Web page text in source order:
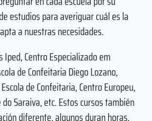
estudios para averiguar cuál es la
a nuestras necesidades.
Iped, Centro Especializado em
de Confeitaria Diego Lozano,
de Confeitaria, Centro Europeu,
Saraiva, etc. Estos cursos también
diferente, algunos duran horas,